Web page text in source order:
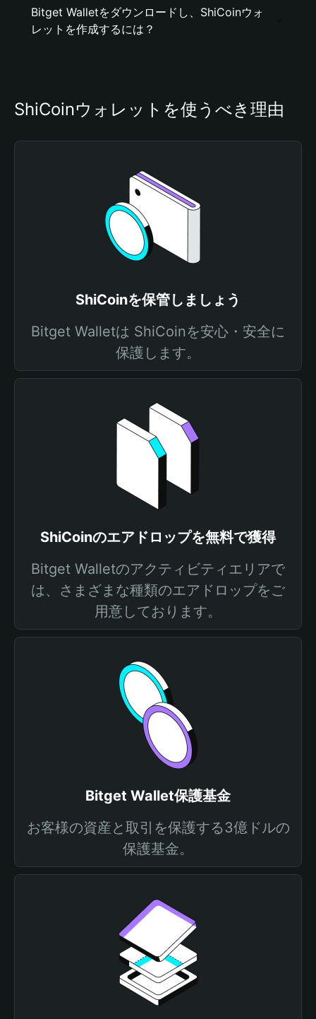
Bitget Walletをダウンロードし、ShiCoinウォ
レットを作成するには？
ShiCoinウォレットを使うべき理由
ShiCoinを保管しましょう
Bitget Walletは ShiCoinを安心・安全に
保護します。
ShiCoinのエアドロップを無料で獲得
Bitget Walletのアクティビティエリアで
は、さまざまな種類のエアドロップをご
用意しております。
Bitget Wallet保護基金
お客様の資産と取引を保護する3億ドルの
保護基金。